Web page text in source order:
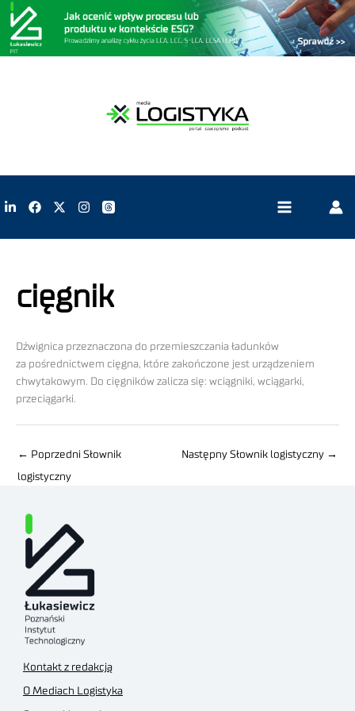
cięgnik
Dźwignica przeznaczona do przemieszczania ładunków
za pośrednictwem cięgna, które zakończone jest urządzeniem
chwytakowym. Do cięgników zalicza się: wciągniki, wciągarki,
przeciągarki.
← Poprzedni Słownik
logistyczny
Następny Słownik logistyczny →
Kontakt z redakcją
O Mediach Logistyka